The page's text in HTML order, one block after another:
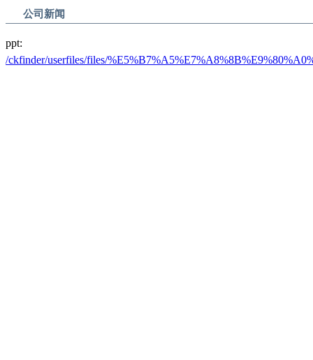
公司新闻
ppt:
/ckfinder/userfiles/files/